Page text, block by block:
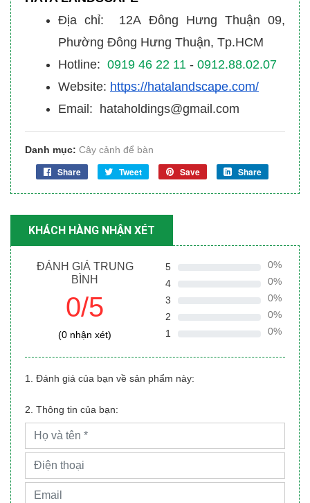
Địa chỉ: 12A Đông Hưng Thuận 09,
Phường Đông Hưng Thuận, Tp.HCM
Hotline: 0919 46 22 11 - 0912.88.02.07
Website: https://hatalandscape.com/
Email: hataholdings@gmail.com
Danh mục: Cây cảnh để bàn
Share Tweet Save Share
KHÁCH HÀNG NHẬN XÉT
ĐÁNH GIÁ TRUNG
BÌNH
0/5
(0 nhận xét)
5
0%
4
0%
3
0%
2
0%
1
0%
1. Đánh giá của bạn về sản phẩm này:
2. Thông tin của bạn: